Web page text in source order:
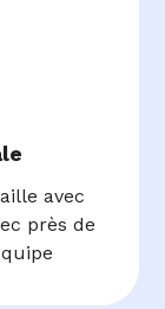
avec
près de